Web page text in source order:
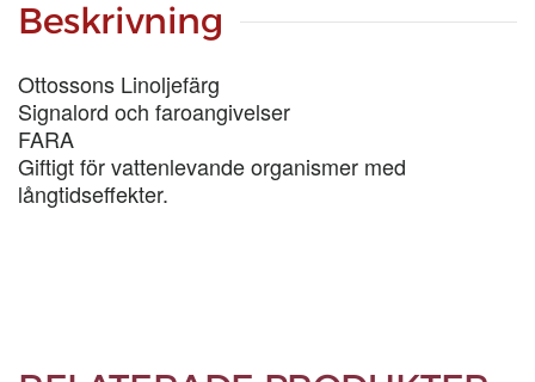
mängd
Beskrivning
Ottossons Linoljefärg
Signalord och faroangivelser
FARA
Giftigt för vattenlevande organismer med
långtidseffekter.